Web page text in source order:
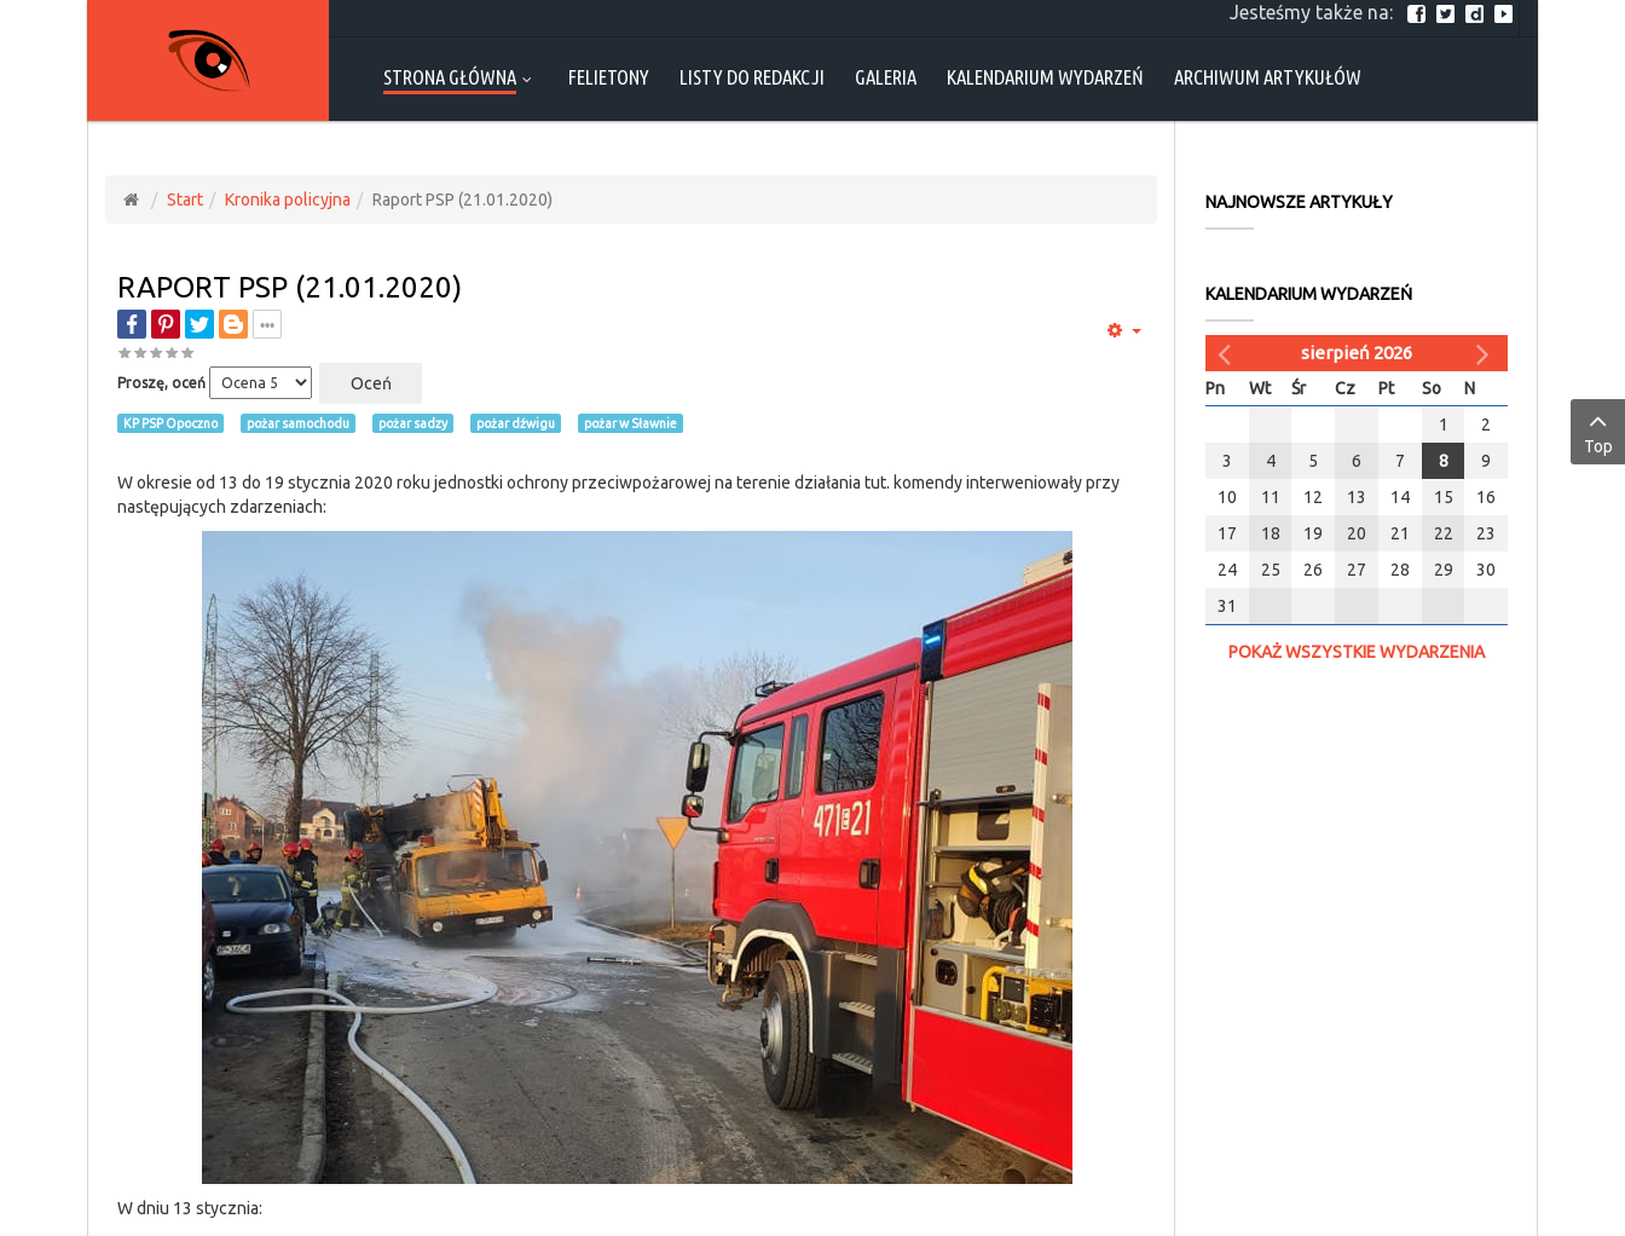
Jesteśmy także na:
STRONA GŁÓWNA FELIETONY LISTY DO REDAKCJI GALERIA KALENDARIUM WYDARZEŃ ARCHIWUM ARTYKUŁÓW
Start Kronika policyjna Raport PSP (21.01.2020)
RAPORT PSP (21.01.2020)
Proszę, oceń
KP PSP Opoczno pożar samochodu pożar sadzy pożar dźwigu pożar w Sławnie
W okresie od 13 do 19 stycznia 2020 roku jednostki ochrony przeciwpożarowej na terenie działania tut. komendy interweniowały przy
następujących zdarzeniach:
W dniu 13 stycznia:
NAJNOWSZE ARTYKUŁY
KALENDARIUM WYDARZEŃ
sierpień 2026
Pn Wt Śr Cz Pt So
N
1
2
3
4 5 6 7 8
9
10
11 12 13 14 15
16
17
18 19 20 21 22
23
24
25 26 27 28 29
30
31
POKAŻ WSZYSTKIE WYDARZENIA
Top